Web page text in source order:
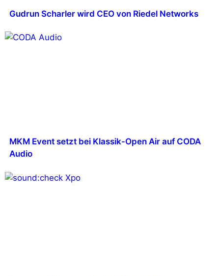
Gudrun Scharler wird CEO von Riedel Networks
MKM Event setzt bei Klassik-Open Air auf CODA
Audio